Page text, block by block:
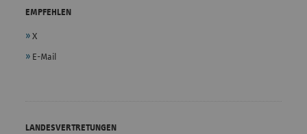
EMPFEHLEN
X
E-Mail
LANDESVERTRETUNGEN